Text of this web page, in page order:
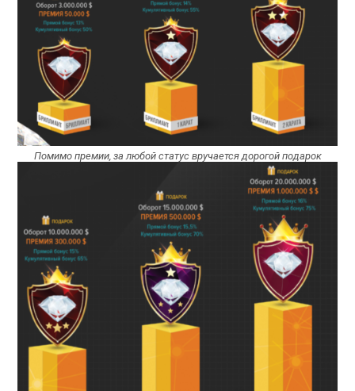
Помимо премии, за любой статус вручается дорогой подарок